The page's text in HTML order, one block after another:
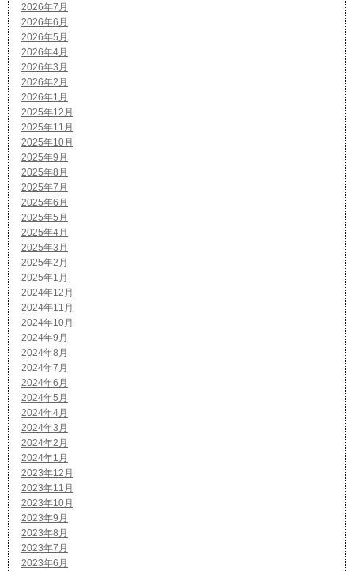
2026年7月
2026年6月
2026年5月
2026年4月
2026年3月
2026年2月
2026年1月
2025年12月
2025年11月
2025年10月
2025年9月
2025年8月
2025年7月
2025年6月
2025年5月
2025年4月
2025年3月
2025年2月
2025年1月
2024年12月
2024年11月
2024年10月
2024年9月
2024年8月
2024年7月
2024年6月
2024年5月
2024年4月
2024年3月
2024年2月
2024年1月
2023年12月
2023年11月
2023年10月
2023年9月
2023年8月
2023年7月
2023年6月